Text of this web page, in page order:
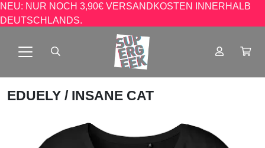
NEU: NUR NOCH 3,90€ VERSANDKOSTEN INNERHALB
DEUTSCHLANDS.
EDUELY / INSANE CAT